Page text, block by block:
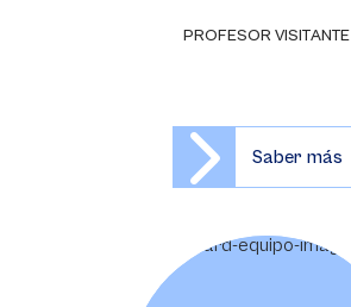
PROFESOR VISITANTE
Saber más